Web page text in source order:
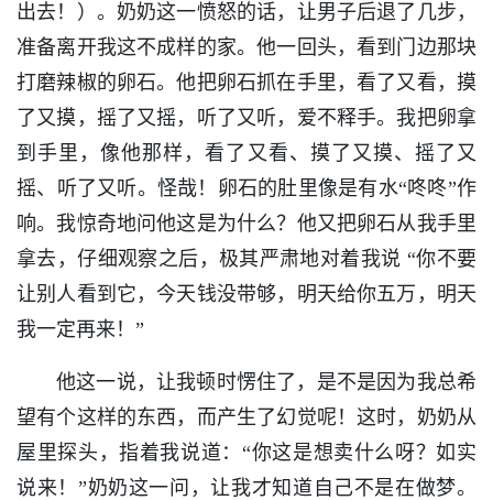
出去！）。奶奶这一愤怒的话，让男子后退了几步，
准备离开我这不成样的家。他一回头，看到门边那块
打磨辣椒的卵石。他把卵石抓在手里，看了又看，摸
了又摸，摇了又摇，听了又听，爱不释手。我把卵拿
到手里，像他那样，看了又看、摸了又摸、摇了又
摇、听了又听。怪哉！卵石的肚里像是有水“咚咚”作
响。我惊奇地问他这是为什么？他又把卵石从我手里
拿去，仔细观察之后，极其严肃地对着我说 “你不要
让别人看到它，今天钱没带够，明天给你五万，明天
我一定再来！”
他这一说，让我顿时愣住了，是不是因为我总希
望有个这样的东西，而产生了幻觉呢！这时，奶奶从
屋里探头，指着我说道：“你这是想卖什么呀？如实
说来！”奶奶这一问，让我才知道自己不是在做梦。